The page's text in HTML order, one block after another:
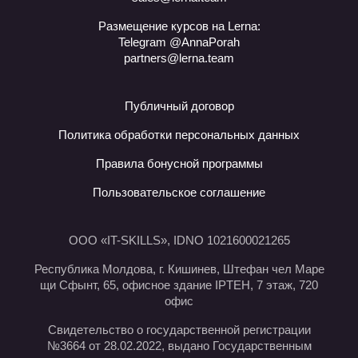
Размещение курсов на Lerna:
Telegram @AnnaPorah
partners@lerna.team
Публичный договор
Политика обработки персональных данных
Правила бонусной программы
Пользовательское соглашение
ООО «IT-SKILLS», IDNO 1021600021265
Республика Молдова, г. Кишинев, Штефан чел Маре
щи Сфынт, 65, офисное здание IPTEH, 7 этаж, 720
офис
Свидетельство о государственной регистрации
№3664 от 28.02.2022, выдано Государственным